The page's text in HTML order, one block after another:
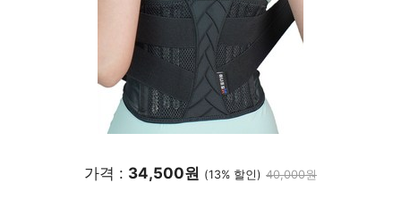
가격 : 34,500원 (13% 할인) 40,000원